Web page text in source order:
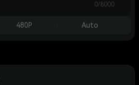
0/8000
480P Auto